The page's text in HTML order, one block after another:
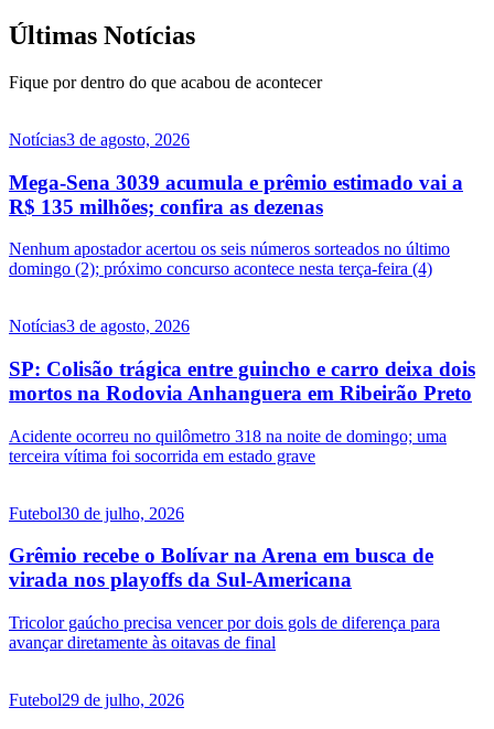
Últimas Notícias
Fique por dentro do que acabou de acontecer
Notícias3 de agosto, 2026
Mega-Sena 3039 acumula e prêmio estimado vai a
R$ 135 milhões; confira as dezenas
Nenhum apostador acertou os seis números sorteados no último
domingo (2); próximo concurso acontece nesta terça-feira (4)
Notícias3 de agosto, 2026
SP: Colisão trágica entre guincho e carro deixa dois
mortos na Rodovia Anhanguera em Ribeirão Preto
Acidente ocorreu no quilômetro 318 na noite de domingo; uma
terceira vítima foi socorrida em estado grave
Futebol30 de julho, 2026
Grêmio recebe o Bolívar na Arena em busca de
virada nos playoffs da Sul-Americana
Tricolor gaúcho precisa vencer por dois gols de diferença para
avançar diretamente às oitavas de final
Futebol29 de julho, 2026